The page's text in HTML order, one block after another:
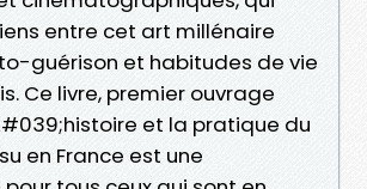
entre cet art millénaire
guérison et habitudes de vie
Ce livre, premier ouvrage
et la pratique du
en France est une